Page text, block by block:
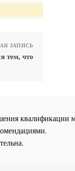
ЗАПИСЬ
тем, что
квалификации